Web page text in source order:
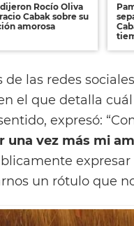
Rocío Oliva
Cabak sobre su
amorosa
de las redes
el que detalla
expresó:
una vez más mi
un rótulo que